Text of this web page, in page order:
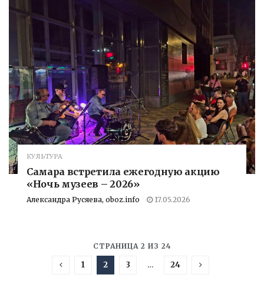
КУЛЬТУРА
Самара встретила ежегодную акцию
«Ночь музеев – 2026»
Александра Русяева, oboz.info 17.05.2026
СТРАНИЦА 2 ИЗ 24
1 2 3 … 24